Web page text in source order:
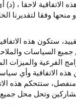
لاحقا ، (د)
وفقا لتقديرنا
ستكون هذه
السياسات
الفرعية والميزات
الاتفاقية وأي
ستتحكم هذه
وتحل محل